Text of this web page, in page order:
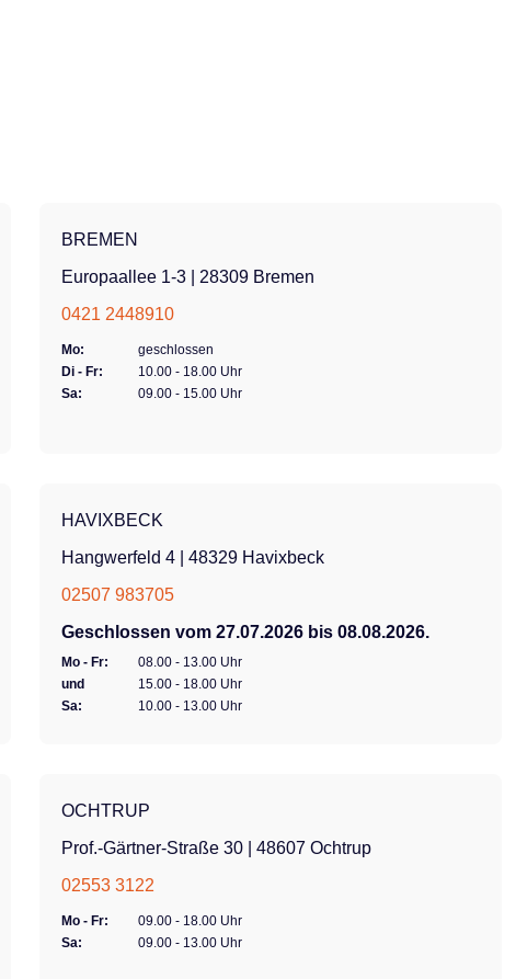
BREMEN
Europaallee 1-3 | 28309 Bremen
0421 2448910
Mo:
geschlossen
Di - Fr:
10.00 - 18.00 Uhr
Sa:
09.00 - 15.00 Uhr
HAVIXBECK
Hangwerfeld 4 | 48329 Havixbeck
02507 983705
Geschlossen vom 27.07.2026 bis 08.08.2026.
Mo - Fr:
08.00 - 13.00 Uhr
und
15.00 - 18.00 Uhr
Sa:
10.00 - 13.00 Uhr
OCHTRUP
Prof.-Gärtner-Straße 30 | 48607 Ochtrup
02553 3122
Mo - Fr:
09.00 - 18.00 Uhr
Sa:
09.00 - 13.00 Uhr